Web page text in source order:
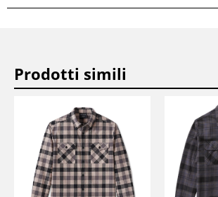
Prodotti simili